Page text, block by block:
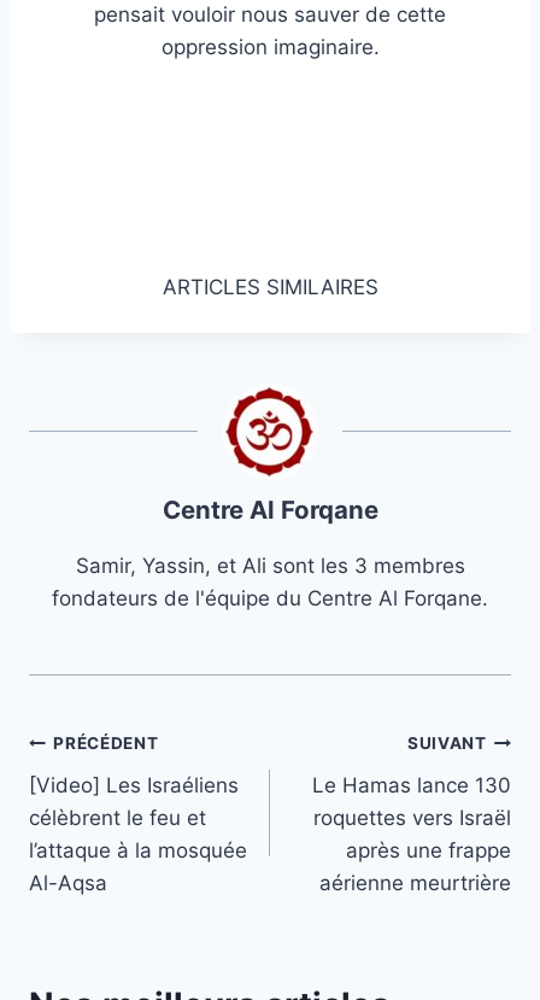
pensait vouloir nous sauver de cette
oppression imaginaire.
ARTICLES SIMILAIRES
Centre Al Forqane
Samir, Yassin, et Ali sont les 3 membres
fondateurs de l'équipe du Centre Al Forqane.
Navigation
de
l’article
PRÉCÉDENT
[Video] Les Israéliens
célèbrent le feu et
l’attaque à la mosquée
Al-Aqsa
SUIVANT
Le Hamas lance 130
roquettes vers Israël
après une frappe
aérienne meurtrière